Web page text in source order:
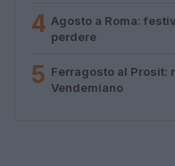
4 Agosto a Roma:
perdere
5 Ferragosto al Prosit:
Vendemiano